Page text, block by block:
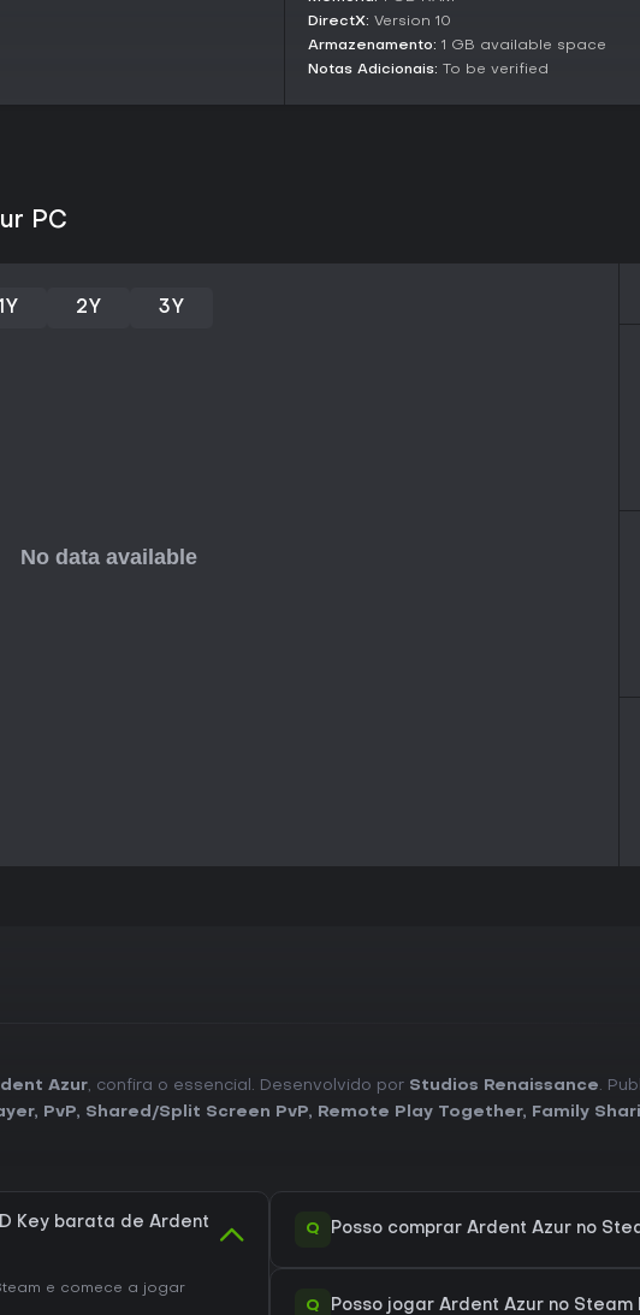
traços específicos das facções.
Vale a Pena Jogar?
profundidade tática e histórias centradas
DirectX: Version 10
Armazenamento: 1 GB available space
Notas Adicionais: To be verified
PC
2Y 3Y
Azur, confira o essencial. Desenvolvido por Studios Renaissance.
, PvP, Shared/Split Screen PvP, Remote Play Together, Family
Key barata de Ardent
e comece a jogar
Q Posso comprar Ardent Azur no
Q Posso jogar Ardent Azur no Steam